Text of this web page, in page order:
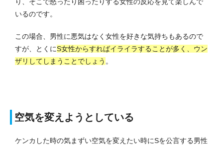
いるのです。
この場合、男性に悪気はなく女性を好きな気持ちもあるので
すが、とくにS女性からすればイライラすることが多く、ウン
ザリしてしまうことでしょう 。
空気を変えようとしている
ケンカした時の気まずい空気を変えたい時にSを公言する男性